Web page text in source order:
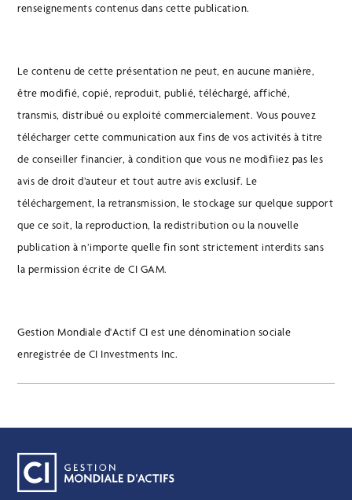
renseignements contenus dans cette publication.
Le contenu de cette présentation ne peut, en aucune manière,
être modifié, copié, reproduit, publié, téléchargé, affiché,
transmis, distribué ou exploité commercialement. Vous pouvez
télécharger cette communication aux fins de vos activités à titre
de conseiller financier, à condition que vous ne modifiiez pas les
avis de droit d’auteur et tout autre avis exclusif. Le
téléchargement, la retransmission, le stockage sur quelque support
que ce soit, la reproduction, la redistribution ou la nouvelle
publication à n’importe quelle fin sont strictement interdits sans
la permission écrite de CI GAM.
Gestion Mondiale d'Actif CI est une dénomination sociale
enregistrée de CI Investments Inc.